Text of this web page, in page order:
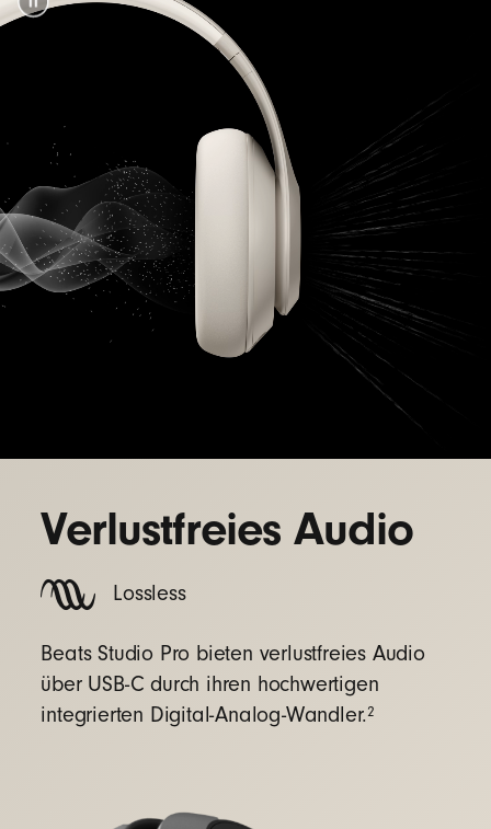
Verlustfreies Audio
Lossless
Beats Studio Pro bieten verlustfreies Audio
über USB-C durch ihren hochwertigen
integrierten Digital-Analog-Wandler.2